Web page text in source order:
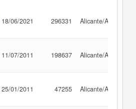
18/06/2021 296331 Alicante/Alacant
11/07/2011 198637 Alicante/Alacant
25/01/2011 47255 Alicante/Alacant